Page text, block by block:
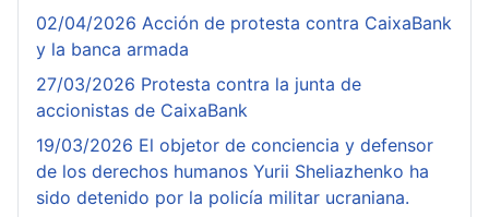
02/04/2026 Acción de protesta contra CaixaBank
y la banca armada
27/03/2026 Protesta contra la junta de
accionistas de CaixaBank
19/03/2026 El objetor de conciencia y defensor
de los derechos humanos Yurii Sheliazhenko ha
sido detenido por la policía militar ucraniana.